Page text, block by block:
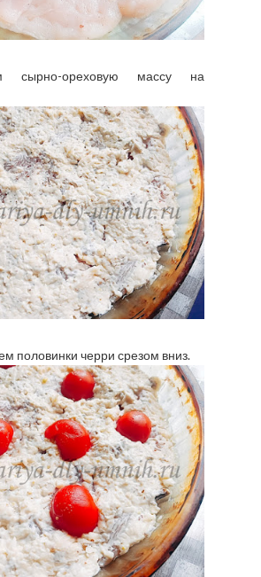
сырно-ореховую массу на
половинки черри срезом вниз.